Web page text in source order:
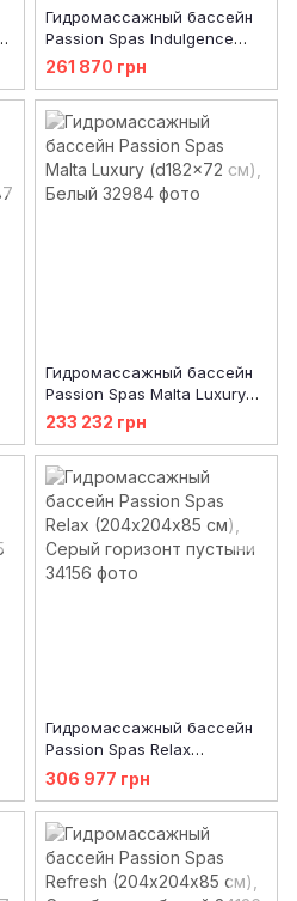
Гидромассажный бассейн
Passion Spas Indulgence
(214х143х63 см),
Серебристо-белый
261 870 грн
Гидромассажный бассейн
Passion Spas Malta Luxury
(d182x72 см), Белый
233 232 грн
Гидромассажный бассейн
Passion Spas Relax
(204х204х85 см), Серый
горизонт пустыни
306 977 грн